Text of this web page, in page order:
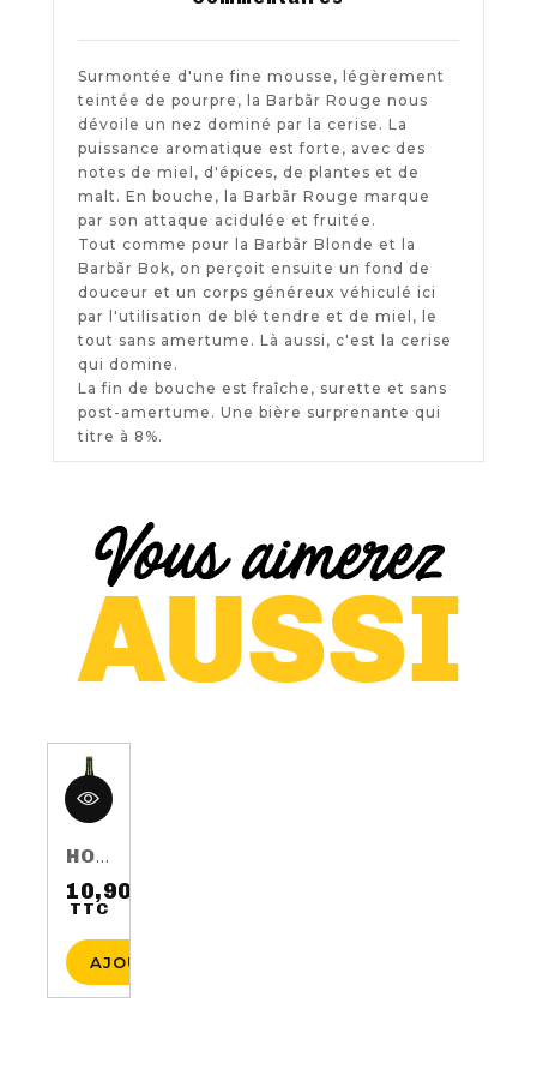
Surmontée d'une fine mousse, légèrement
teintée de pourpre, la Barbãr Rouge nous
dévoile un nez dominé par la cerise. La
puissance aromatique est forte, avec des
notes de miel, d'épices, de plantes et de
malt. En bouche, la Barbãr Rouge marque
par son attaque acidulée et fruitée.
Tout comme pour la Barbãr Blonde et la
Barbãr Bok, on perçoit ensuite un fond de
douceur et un corps généreux véhiculé ici
par l'utilisation de blé tendre et de miel, le
tout sans amertume. Là aussi, c'est la cerise
qui domine.
La fin de bouche est fraîche, surette et sans
post-amertume. Une bière surprenante qui
titre à 8%.
HOP HARVEST 2016 75CL 5.5%
10,90 €
TTCPrix
AJOUTER AU PANIER